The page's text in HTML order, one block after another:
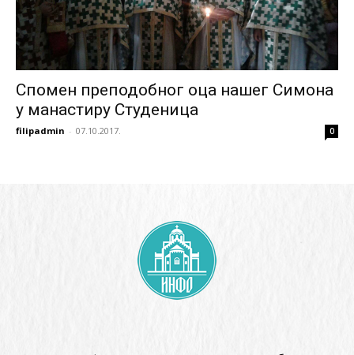
Спомен преподобног оца нашег Симона
у манастиру Студеница
filipadmin - 07.10.2017. 0